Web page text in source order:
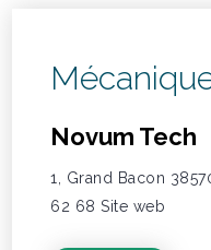
Novum Tech
1, Grand Bacon
62 68 Site web